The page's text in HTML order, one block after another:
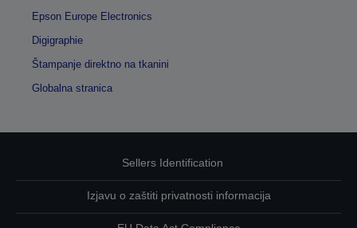
Epson Europe Electronics
Digigraphie
Štampanje direktno na tkanini
Globalna stranica
Sellers Identification
Izjavu o zaštiti privatnosti informacija